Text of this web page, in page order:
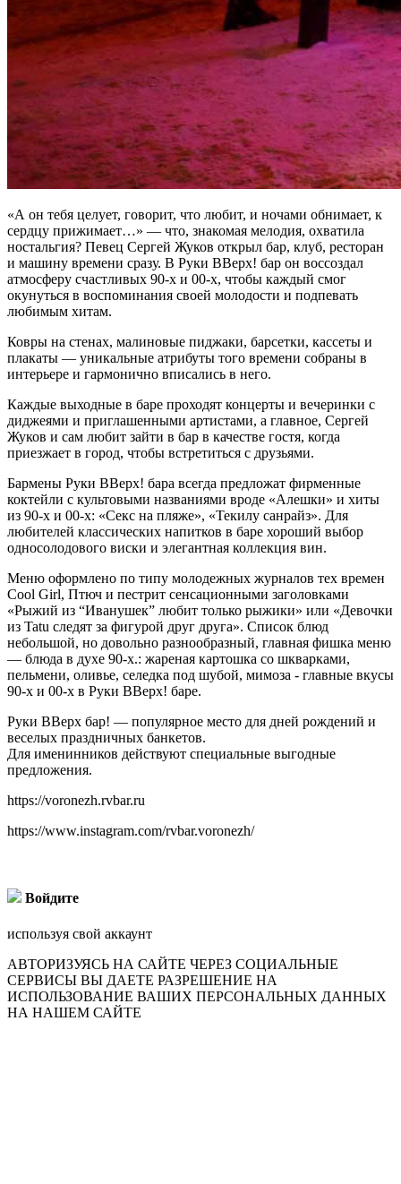
«А он тебя целует, говорит, что любит, и ночами обнимает, к
сердцу прижимает…» — что, знакомая мелодия, охватила
ностальгия? Певец Сергей Жуков открыл бар, клуб, ресторан
и машину времени сразу. В Руки ВВерх! бар он воссоздал
атмосферу счастливых 90-х и 00-х, чтобы каждый смог
окунуться в воспоминания своей молодости и подпевать
любимым хитам.
Ковры на стенах, малиновые пиджаки, барсетки, кассеты и
плакаты — уникальные атрибуты того времени собраны в
интерьере и гармонично вписались в него.
Каждые выходные в баре проходят концерты и вечеринки с
диджеями и приглашенными артистами, а главное, Сергей
Жуков и сам любит зайти в бар в качестве гостя, когда
приезжает в город, чтобы встретиться с друзьями.
Бармены Руки ВВерх! бара всегда предложат фирменные
коктейли с культовыми названиями вроде «Алешки» и хиты
из 90-х и 00-х: «Секс на пляже», «Текилу санрайз». Для
любителей классических напитков в баре хороший выбор
односолодового виски и элегантная коллекция вин.
Меню оформлено по типу молодежных журналов тех времен
Cool Girl, Птюч и пестрит сенсационными заголовками
«Рыжий из “Иванушек” любит только рыжики» или «Девочки
из Tatu следят за фигурой друг друга». Список блюд
небольшой, но довольно разнообразный, главная фишка меню
— блюда в духе 90-х.: жареная картошка со шкварками,
пельмени, оливье, селедка под шубой, мимоза - главные вкусы
90-х и 00-х в Руки ВВерх! баре.
Руки ВВерх бар! ― популярное место для дней рождений и
веселых праздничных банкетов.
Для именинников действуют специальные выгодные
предложения.
https://voronezh.rvbar.ru
https://www.instagram.com/rvbar.voronezh/
Войдите
используя свой аккаунт
АВТОРИЗУЯСЬ НА САЙТЕ ЧЕРЕЗ СОЦИАЛЬНЫЕ
СЕРВИСЫ ВЫ ДАЕТЕ РАЗРЕШЕНИЕ НА
ИСПОЛЬЗОВАНИЕ ВАШИХ ПЕРСОНАЛЬНЫХ ДАННЫХ
НА НАШЕМ САЙТЕ